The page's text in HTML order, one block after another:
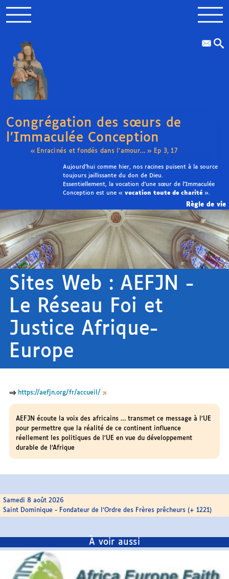
Congrégation des sœurs de
l’Immaculée Conception
« Enracinés et fondés dans l’amour… » Ep 3, 17
Règle de vie
Aujourd’hui comme hier, nos racines puisent à la source
toujours jaillissante du don de Dieu.
Essentiellement, la vocation d’une sœur de l’Immaculée
Conception est une « vocation toute de charité».
Sites Web : AEFJN -
Le Réseau Foi et
Justice Afrique-
Europe
⇒ https://aefjn.org/fr/accueil/
AEFJN écoute la voix des africains … transmet ce message à l’UE
pour permettre que la réalité de ce continent influence
réellement les politiques de l’UE en vue du développement
durable de l’Afrique
Samedi 8 août 2026
Saint Dominique - Fondateur de l’Ordre des Frères prêcheurs (+ 1221)
À voir aussi